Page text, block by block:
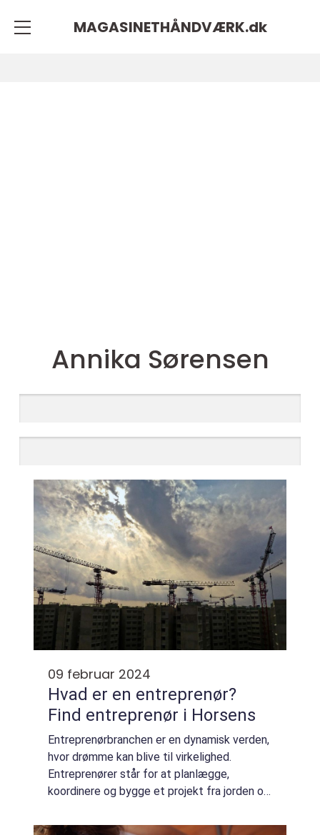
MAGASINETHÅNDVÆRK.dk
Annika Sørensen
09 februar 2024
Hvad er en entreprenør?
Find entreprenør i Horsens
Entreprenørbranchen er en dynamisk verden,
hvor drømme kan blive til virkelighed.
Entreprenører står for at planlægge,
koordinere og bygge et projekt fra jorden op.
opgaver som entreprenørarbejde,